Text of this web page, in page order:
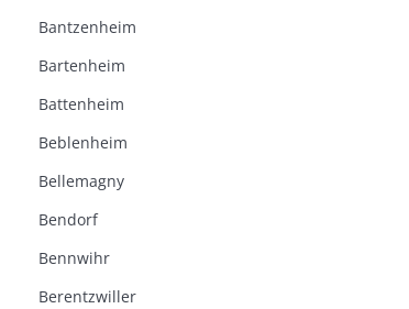
Bantzenheim
Bartenheim
Battenheim
Beblenheim
Bellemagny
Bendorf
Bennwihr
Berentzwiller